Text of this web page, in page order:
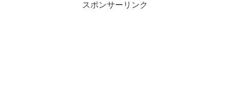
スポンサーリンク